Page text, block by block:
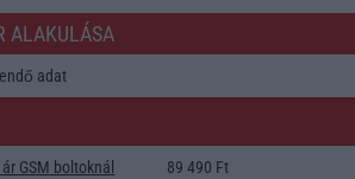
ALAKULÁSA
adat
GSM boltoknál 89 490 Ft